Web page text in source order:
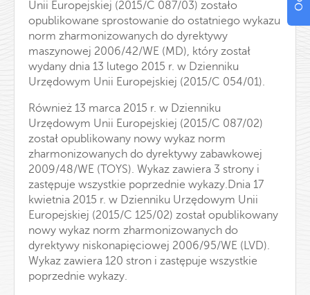
Unii Europejskiej (2015/C 087/03) zostało
opublikowane sprostowanie do ostatniego wykazu
norm zharmonizowanych do dyrektywy
maszynowej 2006/42/WE (MD), który został
wydany dnia 13 lutego 2015 r. w Dzienniku
Urzędowym Unii Europejskiej (2015/C 054/01).
Również 13 marca 2015 r. w Dzienniku
Urzędowym Unii Europejskiej (2015/C 087/02)
został opublikowany nowy wykaz norm
zharmonizowanych do dyrektywy zabawkowej
2009/48/WE (TOYS). Wykaz zawiera 3 strony i
zastępuje wszystkie poprzednie wykazy.Dnia 17
kwietnia 2015 r. w Dzienniku Urzędowym Unii
Europejskiej (2015/C 125/02) został opublikowany
nowy wykaz norm zharmonizowanych do
dyrektywy niskonapięciowej 2006/95/WE (LVD).
Wykaz zawiera 120 stron i zastępuje wszystkie
poprzednie wykazy.